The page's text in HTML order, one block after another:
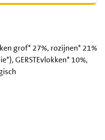
grof* 27%, rozijnen* 21%
GERSTEvlokken* 10%,